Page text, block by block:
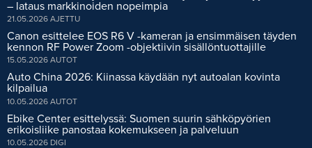
– lataus markkinoiden nopeimpia
21.05.2026 AJETTU
Canon esittelee EOS R6 V -kameran ja ensimmäisen täyden
kennon RF Power Zoom -objektiivin sisällöntuottajille
15.05.2026 AUTOT
Auto China 2026: Kiinassa käydään nyt autoalan kovinta
kilpailua
10.05.2026 AUTOT
Ebike Center esittelyssä: Suomen suurin sähköpyörien
erikoisliike panostaa kokemukseen ja palveluun
10.05.2026 DIGI